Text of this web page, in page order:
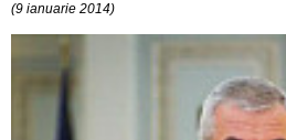
(9 ianuarie 2014)